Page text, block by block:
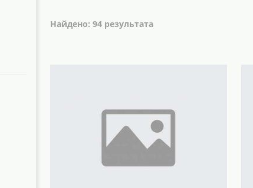
Найдено: 94 результата